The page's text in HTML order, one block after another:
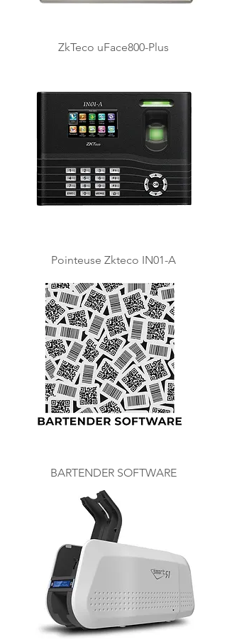
ZkTeco uFace800-Plus
Pointeuse Zkteco IN01-A
BARTENDER SOFTWARE